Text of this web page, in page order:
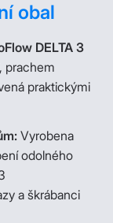
obal
DELTA 3
prachem
praktickými
Vyrobena
odolného
a škrábanci